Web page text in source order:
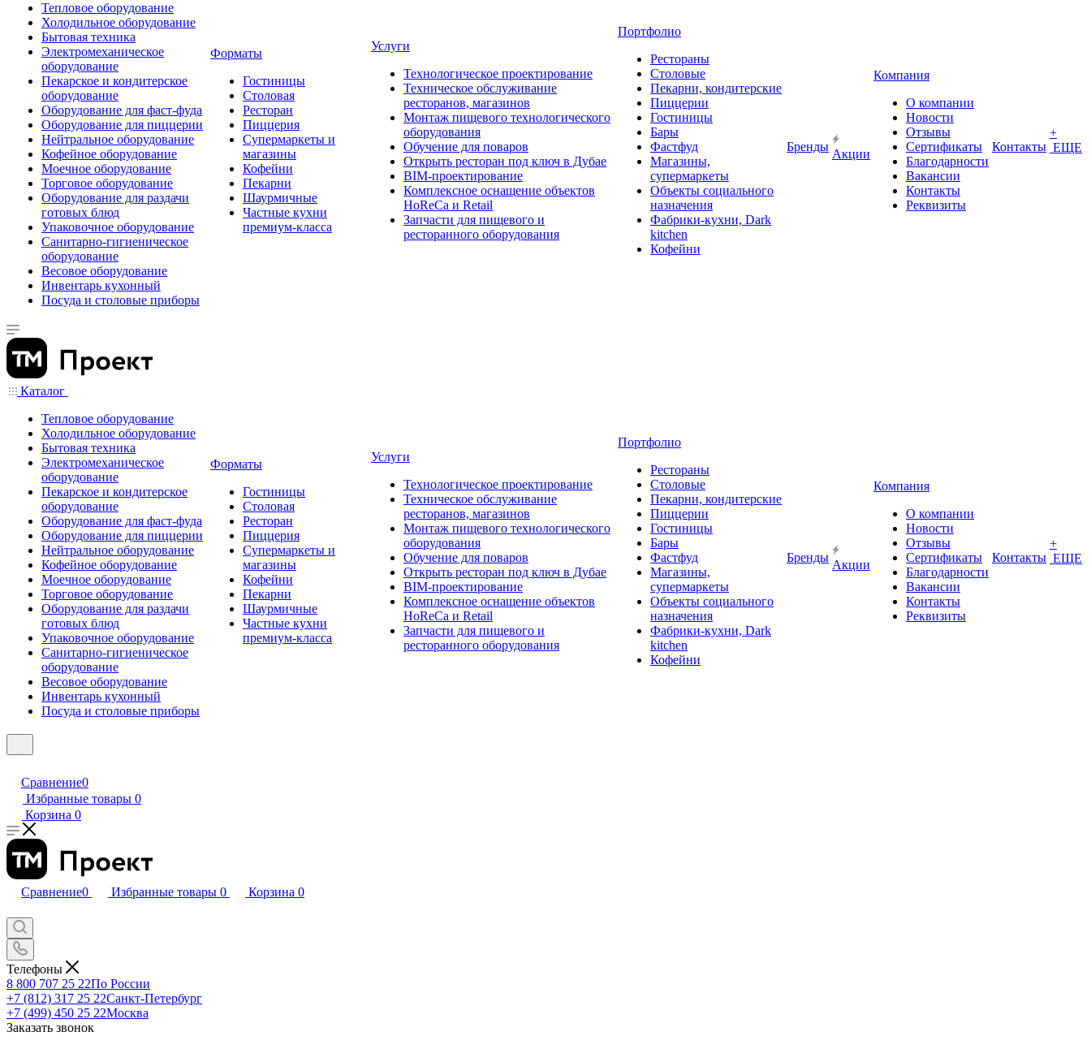
Тепловое оборудование
Холодильное оборудование
Бытовая техника
Электромеханическое
оборудование
Пекарское и кондитерское
оборудование
Оборудование для фаст-фуда
Оборудование для пиццерии
Нейтральное оборудование
Кофейное оборудование
Моечное оборудование
Торговое оборудование
Оборудование для раздачи
готовых блюд
Упаковочное оборудование
Санитарно-гигиеническое
оборудование
Весовое оборудование
Инвентарь кухонный
Посуда и столовые приборы
Форматы
Гостиницы
Столовая
Ресторан
Пиццерия
Супермаркеты и
магазины
Кофейни
Пекарни
Шаурмичные
Частные кухни
премиум-класса
Услуги
Технологическое проектирование
Техническое обслуживание
ресторанов, магазинов
Монтаж пищевого технологического
оборудования
Обучение для поваров
Открыть ресторан под ключ в Дубае
BIM-проектирование
Комплексное оснащение объектов
HoReCa и Retail
Запчасти для пищевого и
ресторанного оборудования
Портфолио
Рестораны
Столовые
Пекарни, кондитерские
Пиццерии
Гостиницы
Бары
Фастфуд
Магазины,
супермаркеты
Объекты социального
назначения
Фабрики-кухни, Dark
kitchen
Кофейни
Бренды
Акции
Компания
О компании
Новости
Отзывы
Сертификаты
Благодарности
Вакансии
Контакты
Реквизиты
Контакты
+
ЕЩЕ
Каталог
Тепловое оборудование
Холодильное оборудование
Бытовая техника
Электромеханическое
оборудование
Пекарское и кондитерское
оборудование
Оборудование для фаст-фуда
Оборудование для пиццерии
Нейтральное оборудование
Кофейное оборудование
Моечное оборудование
Торговое оборудование
Оборудование для раздачи
готовых блюд
Упаковочное оборудование
Санитарно-гигиеническое
оборудование
Весовое оборудование
Инвентарь кухонный
Посуда и столовые приборы
Форматы
Гостиницы
Столовая
Ресторан
Пиццерия
Супермаркеты и
магазины
Кофейни
Пекарни
Шаурмичные
Частные кухни
премиум-класса
Услуги
Технологическое проектирование
Техническое обслуживание
ресторанов, магазинов
Монтаж пищевого технологического
оборудования
Обучение для поваров
Открыть ресторан под ключ в Дубае
BIM-проектирование
Комплексное оснащение объектов
HoReCa и Retail
Запчасти для пищевого и
ресторанного оборудования
Портфолио
Рестораны
Столовые
Пекарни, кондитерские
Пиццерии
Гостиницы
Бары
Фастфуд
Магазины,
супермаркеты
Объекты социального
назначения
Фабрики-кухни, Dark
kitchen
Кофейни
Бренды
Акции
Компания
О компании
Новости
Отзывы
Сертификаты
Благодарности
Вакансии
Контакты
Реквизиты
Контакты
+
ЕЩЕ
Сравнение0
Избранные товары 0
Корзина 0
Сравнение0 Избранные товары 0 Корзина 0
Телефоны
8 800 707 25 22По России
+7 (812) 317 25 22Санкт-Петербург
+7 (499) 450 25 22Москва
Заказать звонок